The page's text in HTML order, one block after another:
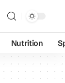
Nutrition